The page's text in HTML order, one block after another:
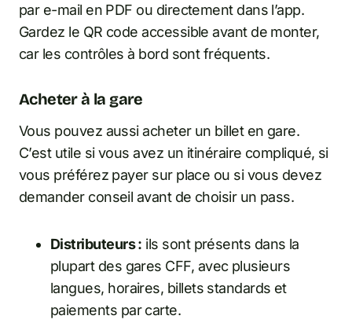
par e-mail en PDF ou directement dans l’app.
Gardez le QR code accessible avant de monter,
car les contrôles à bord sont fréquents.
Acheter à la gare
Vous pouvez aussi acheter un billet en gare.
C’est utile si vous avez un itinéraire compliqué, si
vous préférez payer sur place ou si vous devez
demander conseil avant de choisir un pass.
Distributeurs : ils sont présents dans la
plupart des gares CFF, avec plusieurs
langues, horaires, billets standards et
paiements par carte.